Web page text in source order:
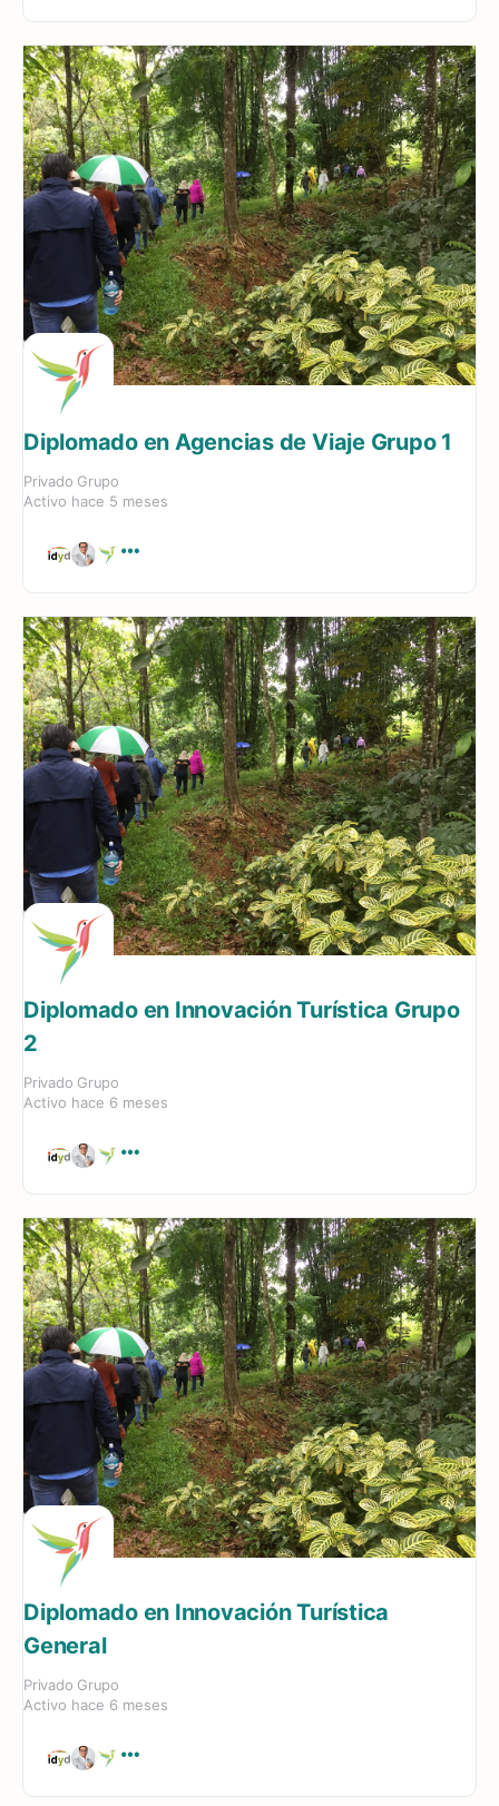
Diplomado en Agencias de Viaje Grupo 1
Privado Grupo
Activo hace 5 meses
Diplomado en Innovación Turística Grupo
2
Privado Grupo
Activo hace 6 meses
Diplomado en Innovación Turística
General
Privado Grupo
Activo hace 6 meses